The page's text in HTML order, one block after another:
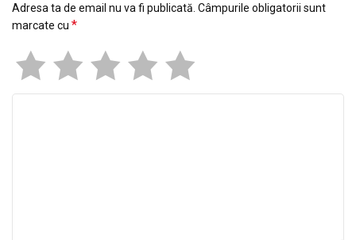
Adresa ta de email nu va fi publicată. Câmpurile obligatorii sunt
marcate cu *